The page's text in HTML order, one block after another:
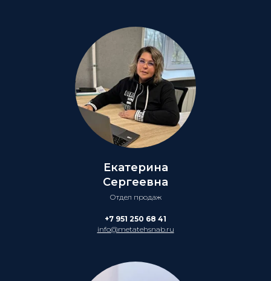
Екатерина
Сергеевна
Отдел продаж
+7 951 250 68 41
info@metatehsnab.ru